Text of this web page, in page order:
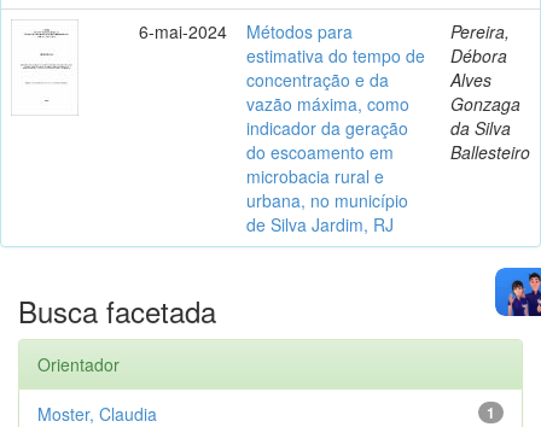
6-mai-2024
Métodos para
estimativa do tempo de
concentração e da
vazão máxima, como
indicador da geração
do escoamento em
microbacia rural e
urbana, no município
de Silva Jardim, RJ
Pereira,
Débora
Alves
Gonzaga
da Silva
Ballesteiro
Busca facetada
Orientador
1
Moster, Claudia